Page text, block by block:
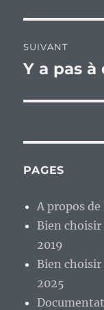
SUIVANT
Publication
Y a pas à
PAGES
A propos
Bien
2019
Bien
2025